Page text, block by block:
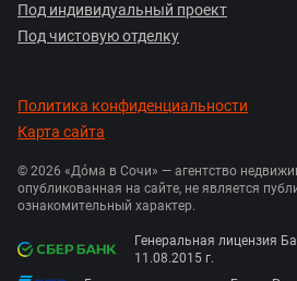
Под индивидуальный проект
Под чистовую отделку
Политика конфиденциальности
Карта сайта
© 2026 «Дóма в Сочи» — агентство
опубликованная на сайте, не является
ознакомительный характер.
Генеральная лицензия
11.08.2015 г.